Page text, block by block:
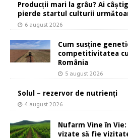
Producții mari la grâu? Ai
pierde startul culturii
6 august 2026
Cum susține
competitivitatea
România
5 august 2026
Solul – rezervor de nutrienți
4 august 2026
Nufarm Vine în
vizate să fie